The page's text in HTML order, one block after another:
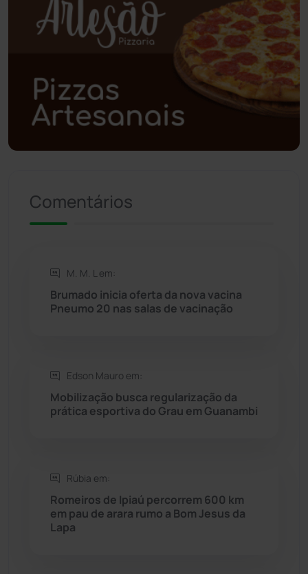
Polícia Civil (58)
(27)
Política (03)
Rio de Contas
Rio do Pires
Sebastião Laranjeiras
Sudoeste Baiano
Tanhaçu (426)
Comentários
M. M. L em:
Brumado inicia oferta da nova vacina
Pneumo 20 nas salas de vacinação
Edson Mauro em:
Mobilização busca regularização da
prática esportiva do Grau em Guanambi
Rúbia em:
Romeiros de Ipiaú percorrem 600 km
em pau de arara rumo a Bom Jesus da
Lapa